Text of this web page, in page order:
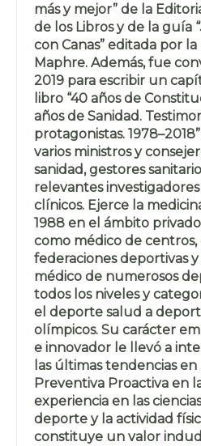
más y mejor” de la
de los Libros y de la guía
con Canas” editada por
Maphre. Además, fue
2019 para escribir un
libro “40 años de
años de Sanidad.
protagonistas.
varios ministros y
sanidad, gestores
relevantes
clínicos. Ejerce la
1988 en el ámbito privado
como médico de centros,
federaciones deportivas
médico de numerosos
todos los niveles y
el deporte salud a
olímpicos. Su carácter
e innovador le llevó a
las últimas tendencias
Preventiva Proactiva en
experiencia en las
deporte y la actividad
constituye un valor